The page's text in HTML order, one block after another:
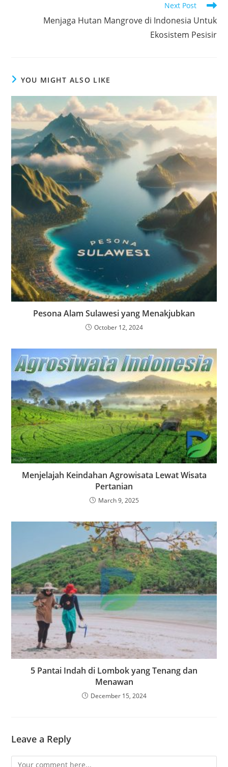
Next Post
Menjaga Hutan Mangrove di Indonesia Untuk
Ekosistem Pesisir
YOU MIGHT ALSO LIKE
Pesona Alam Sulawesi yang Menakjubkan
October 12, 2024
Menjelajah Keindahan Agrowisata Lewat Wisata
Pertanian
March 9, 2025
5 Pantai Indah di Lombok yang Tenang dan
Menawan
December 15, 2024
Leave a Reply
Comment